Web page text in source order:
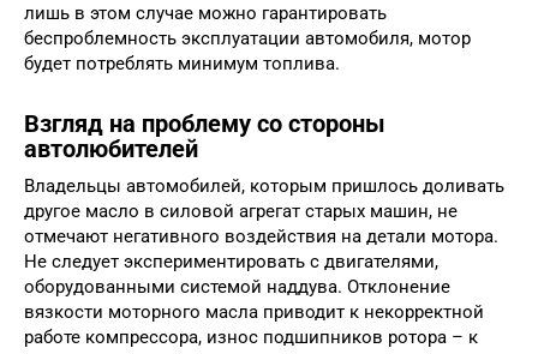
лишь в этом случае можно гарантировать
беспроблемность эксплуатации автомобиля, мотор
будет потреблять минимум топлива.
Взгляд на проблему со стороны
автолюбителей
Владельцы автомобилей, которым пришлось доливать
другое масло в силовой агрегат старых машин, не
отмечают негативного воздействия на детали мотора.
Не следует экспериментировать с двигателями,
оборудованными системой наддува. Отклонение
вязкости моторного масла приводит к некорректной
работе компрессора, износ подшипников ротора – к